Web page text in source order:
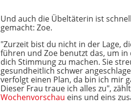
Und auch die Übeltäterin ist
gemacht: Zoe.
"Zurzeit bist du nicht in der Lage,
führen und Zoe benutzt das, um in
dich Stimmung zu machen. Sie
gesundheitlich schwer
verfolgt einen Plan, da bin ich mir
Dieser Frau traue ich alles zu",
Wochenvorschau eins und eins